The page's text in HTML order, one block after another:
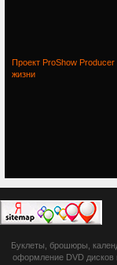
Проект ProShow
жизни
botsetto.ru -
photoshop,
Буклеты, брошюры,
оформление DVD дисков